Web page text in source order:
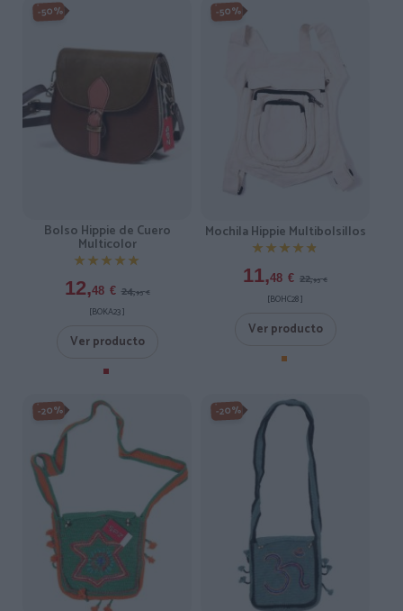
-50%
Bolso Hippie de Cuero
Multicolor
★★★★★
★★★★★
12,48 € 24,95 €
[BOKA23 ]
Ver producto
-50%
Mochila Hippie Multibolsillos
★★★★★
★★★★★
11,48 € 22,95 €
[BOHC28 ]
Ver producto
-20% -20%